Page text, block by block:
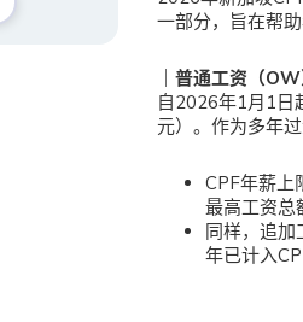
一部分，旨在帮
普通工资（
自2026年1月1日
元）。作为多年
CPF年薪上
最高工资总
同样，追
年已计入